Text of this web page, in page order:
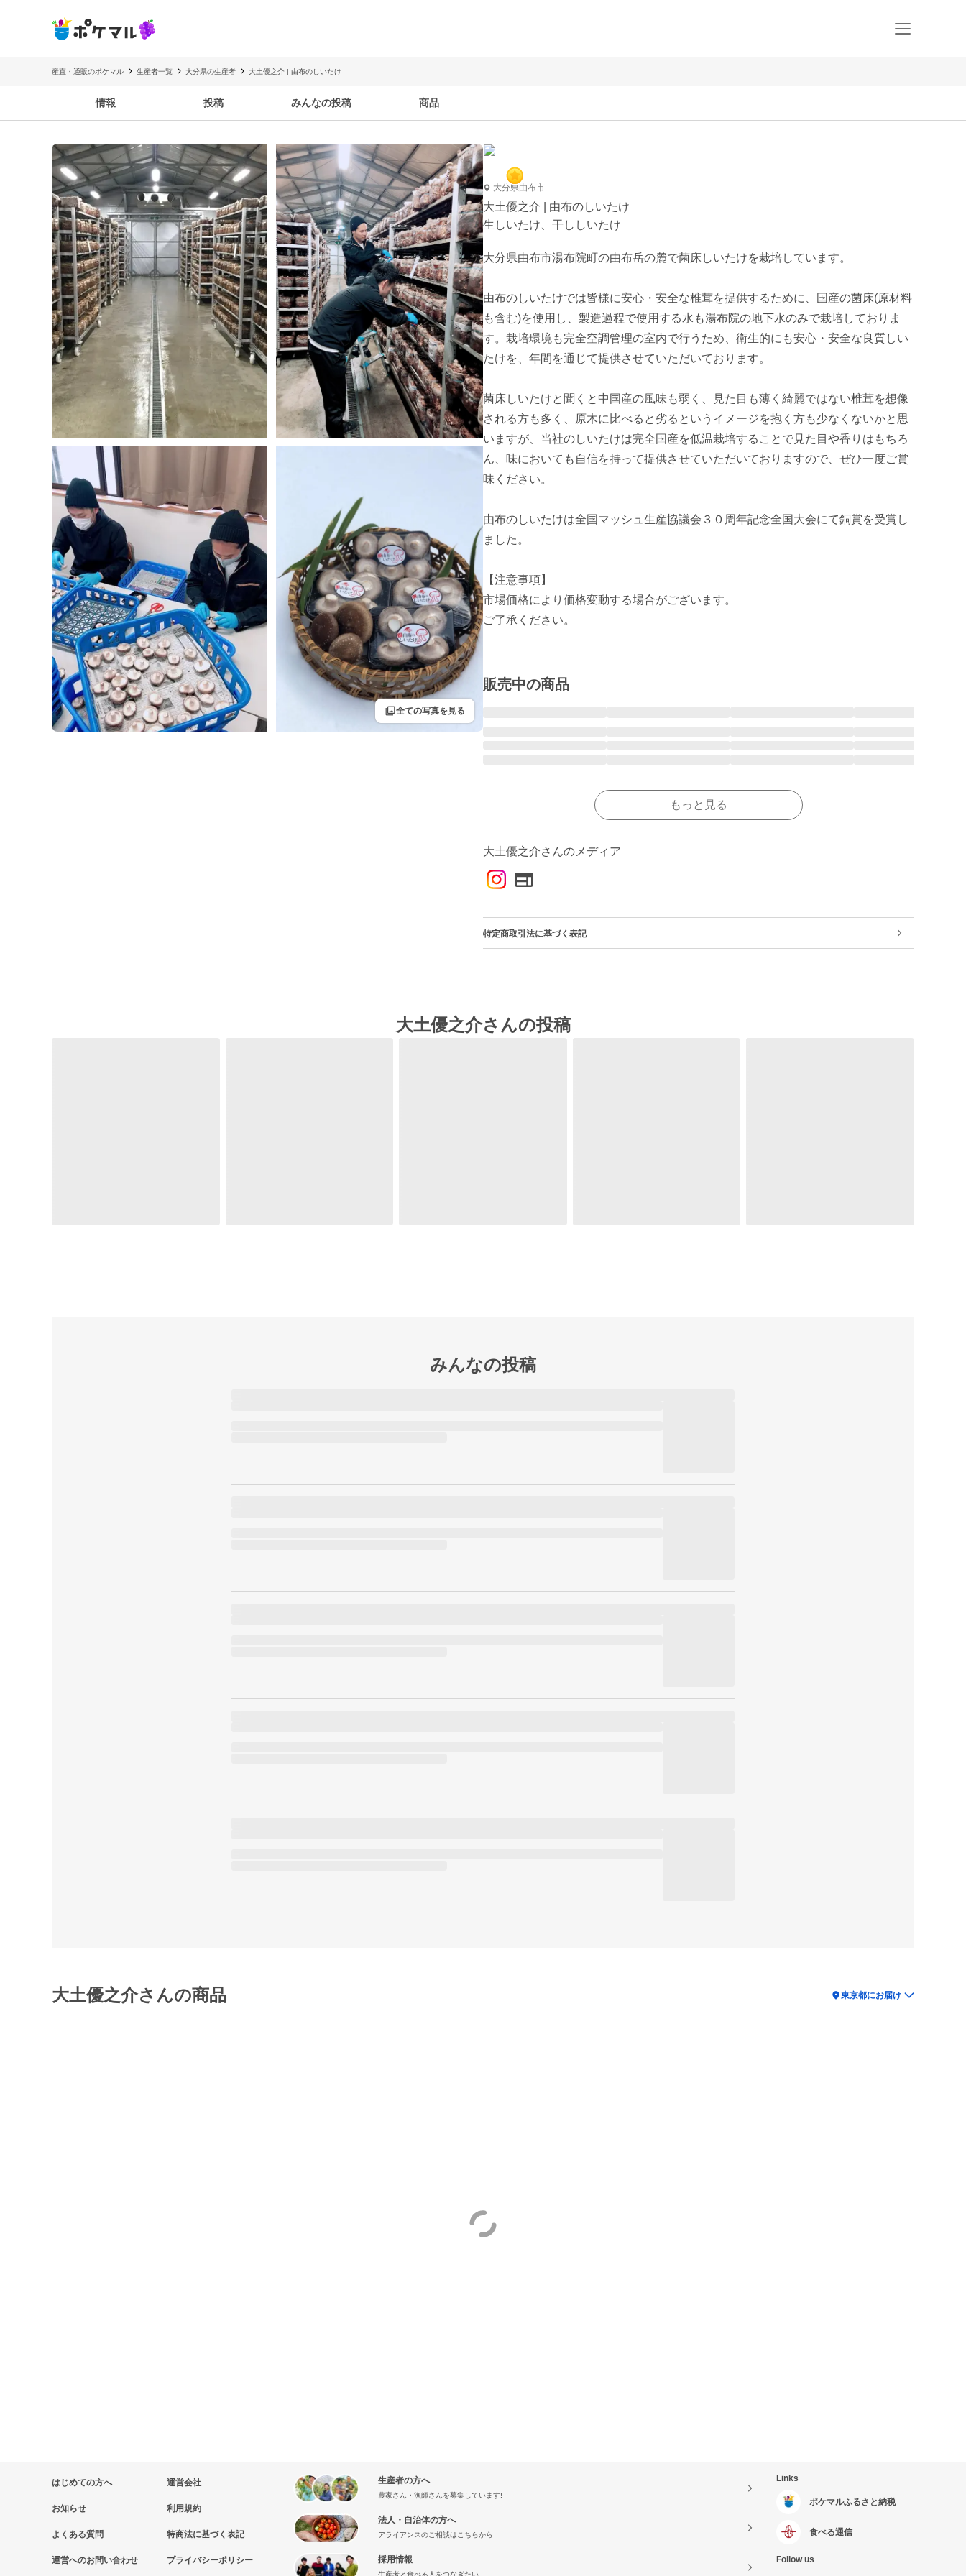
産直・通販のポケマル 生産者一覧 大分県の生産者 大土優之介 | 由布のしいたけ
情報 投稿 みんなの投稿 商品
filter全ての写真を見る
大分県由布市
大土優之介 | 由布のしいたけ
生しいたけ、干ししいたけ
大分県由布市湯布院町の由布岳の麓で菌床しいたけを栽培しています。
由布のしいたけでは皆様に安心・安全な椎茸を提供するために、国産の菌床(原材料
も含む)を使用し、製造過程で使用する水も湯布院の地下水のみで栽培しておりま
す。栽培環境も完全空調管理の室内で行うため、衛生的にも安心・安全な良質しい
たけを、年間を通じて提供させていただいております。
菌床しいたけと聞くと中国産の風味も弱く、見た目も薄く綺麗ではない椎茸を想像
される方も多く、原木に比べると劣るというイメージを抱く方も少なくないかと思
いますが、当社のしいたけは完全国産を低温栽培することで見た目や香りはもちろ
ん、味においても自信を持って提供させていただいておりますので、ぜひ一度ご賞
味ください。
由布のしいたけは全国マッシュ生産協議会３０周年記念全国大会にて銅賞を受賞し
ました。
【注意事項】
市場価格により価格変動する場合がございます。
ご了承ください。
販売中の商品
もっと見る
大土優之介さんのメディア
特定商取引法に基づく表記
大土優之介さんの投稿
みんなの投稿
大土優之介さんの商品 location_on東京都にお届け
はじめての方へ
お知らせ
よくある質問
運営へのお問い合わせ
運営会社
利用規約
特商法に基づく表記
プライバシーポリシー
生産者の方へ
農家さん・漁師さんを募集しています!
法人・自治体の方へ
アライアンスのご相談はこちらから
採用情報
生産者と食べる人をつなぎたい
Links
ポケマルふるさと納税
食べる通信
Follow us